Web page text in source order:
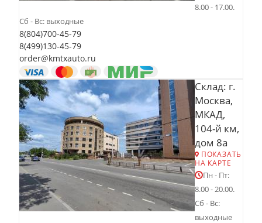
8.00 - 17.00.
Сб - Вс: выходные
8(804)700-45-79
8(499)130-45-79
order@kmtxauto.ru
Склад: г.
Москва,
МКАД,
104-й км,
дом 8а
ПОКАЗАТЬ
НА КАРТЕ
Пн - Пт:
8.00 - 20.00.
Сб - Вс:
выходные